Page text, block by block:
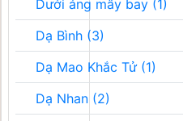
Dưới áng mây bay (1)
Dạ Bình (3)
Dạ Mao Khắc Tử (1)
Dạ Nhan (2)